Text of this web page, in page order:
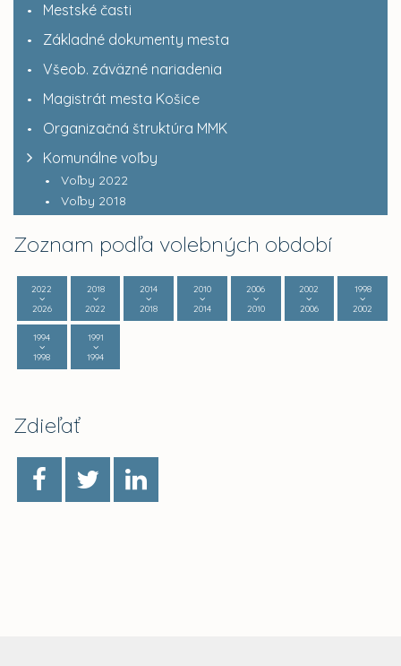
Mestské časti
Základné dokumenty mesta
Všeob. záväzné nariadenia
Magistrát mesta Košice
Organizačná štruktúra MMK
Komunálne voľby
Voľby 2022
Voľby 2018
Zoznam podľa volebných období
2022
2026
2018
2022
2014
2018
2010
2014
2006
2010
2002
2006
1998
2002
1994
1998
1991
1994
Zdieľať